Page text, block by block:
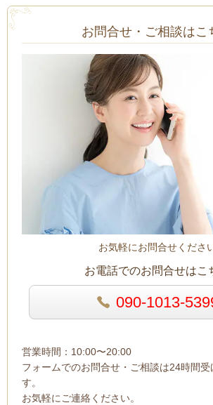
お問合せ・ご相談はこ
お気軽にお問合せくださ
お電話でのお問合せはこ
090-1013-
営業時間：10:00〜20:00
フォームでのお問合せ・ご相談は24時間受
す。
お気軽にご連絡ください。